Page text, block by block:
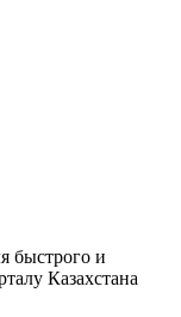
быстрого и
Казахстана